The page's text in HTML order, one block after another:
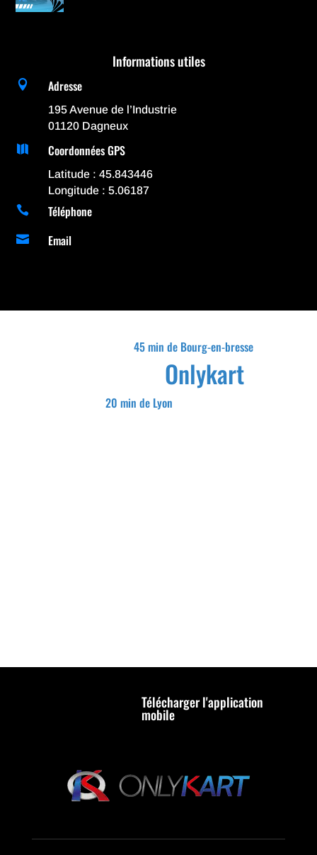
Informations utiles
 Adresse
195 Avenue de l’Industrie
01120 Dagneux
 Coordonnées GPS
Latitude : 45.843446
Longitude : 5.06187
 Téléphone
 Email
20 min de Lyon
Onlykart
45 min de Bourg-en-bresse
Télécharger l'application
mobile